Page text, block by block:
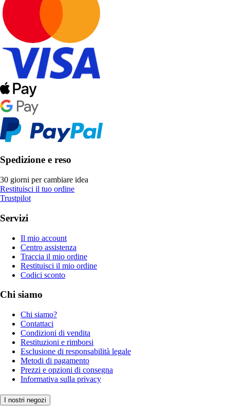
Spedizione e reso
30 giorni per cambiare idea
Restituisci il tuo ordine
Trustpilot
Servizi
Il mio account
Centro assistenza
Traccia il mio ordine
Restituisci il mio ordine
Codici sconto
Chi siamo
Chi siamo?
Contattaci
Condizioni di vendita
Restituzioni e rimborsi
Esclusione di responsabilità legale
Metodi di pagamento
Prezzi e opzioni di consegna
Informativa sulla privacy
I nostri negozi